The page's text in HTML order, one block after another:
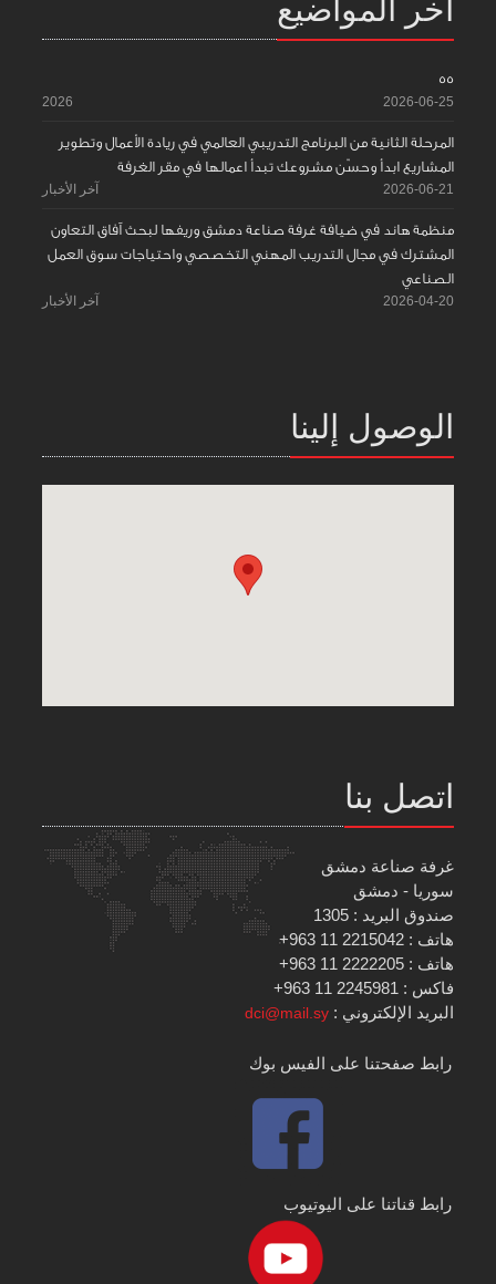
55
2026-06-25
2026
المرحلة الثانية من البرنامج التدريبي العالمي في ريادة الأعمال وتطوير
المشاريع ابدأ وحسّن مشروعك تبدأ اعمالها في مقر الغرفة
2026-06-21 آخر الأخبار
منظمة هاند في ضيافة غرفة صناعة دمشق وريفها لبحث آفاق التعاون
المشترك في مجال التدريب المهني التخصصي واحتياجات سوق العمل
الصناعي
2026-04-20 آخر الأخبار
الوصول إلينا
اتصل بنا
غرفة صناعة دمشق
سوريا - دمشق
صندوق البريد : 1305
هاتف : 2215042 11 963+
هاتف : 2222205 11 963+
فاكس : 2245981 11 963+
البريد الإلكتروني :dci@mail.sy
رابط صفحتنا على الفيس بوك
رابط قناتنا على اليوتيوب